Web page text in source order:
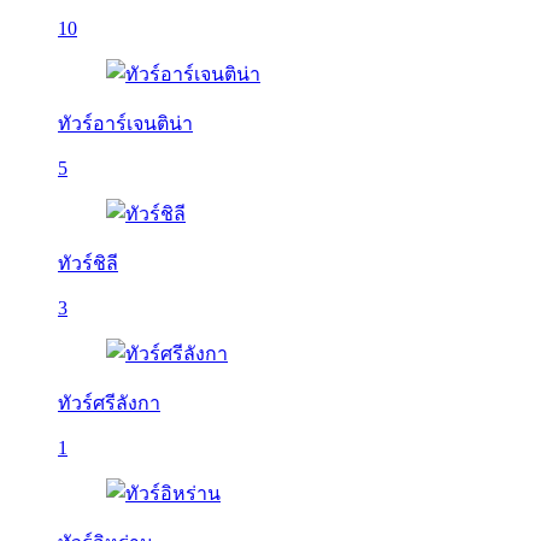
10
ทัวร์อาร์เจนติน่า
5
ทัวร์ชิลี
3
ทัวร์ศรีลังกา
1